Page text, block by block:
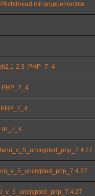
mit gruppenrechte
2.3_PHP_7_4
PHP_7_4